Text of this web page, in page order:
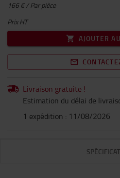
166 € / Par pièce
Prix HT
AJOUTER
Livraison gratuite !
Estimation du délai de
1 expédition : 11/08/2026